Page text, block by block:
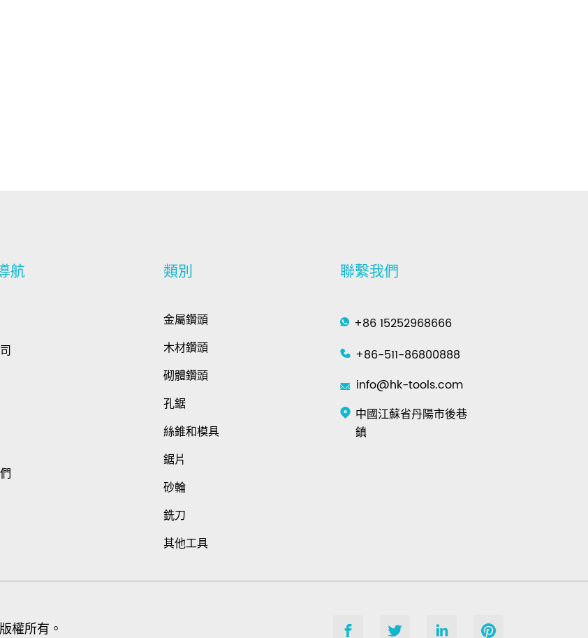
航 類別
金屬鑽頭
木材鑽頭
砌體鑽頭
孔鋸
絲錐和模具
鋸片
砂輪
銑刀
其他工具
聯繫我們
+86 15252968666
+86-511-86800888
info@hk-tools.com
中國江蘇省丹陽市後巷
鎮
權所有。